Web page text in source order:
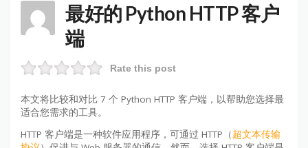
最好的 Python HTTP 客户
端
Rate this post
本文将比较和对比 7 个 Python HTTP 客户端，以帮助您选择最
适合您需求的工具。
HTTP 客户端是一种软件应用程序，可通过 HTTP（超文本传输​​